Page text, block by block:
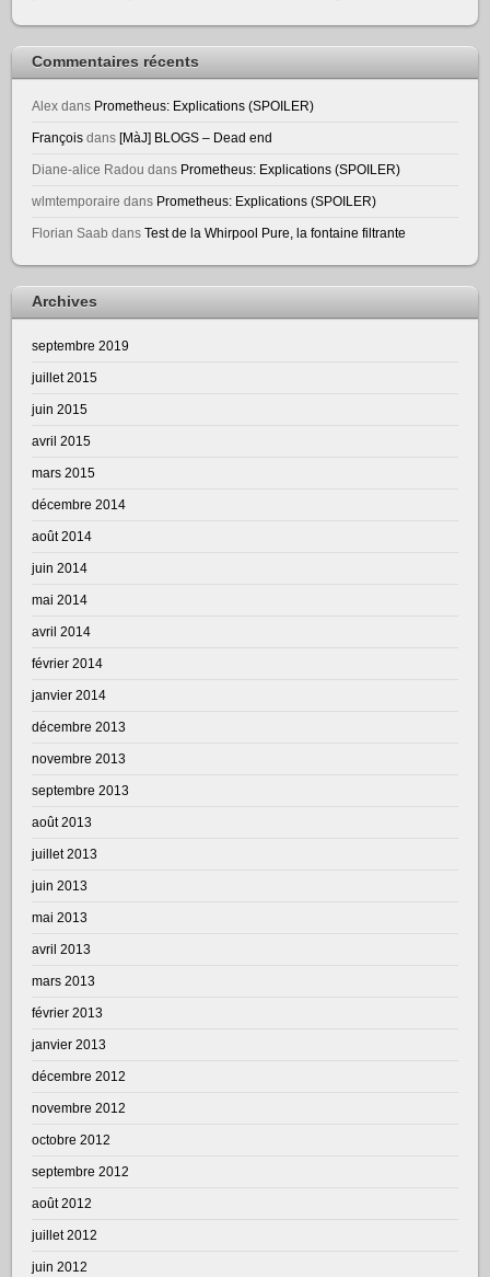
Commentaires récents
Alex dans Prometheus: Explications (SPOILER)
François dans[MàJ] BLOGS – Dead end
Diane-alice Radou dans Prometheus: Explications (SPOILER)
wlmtemporaire dans Prometheus: Explications (SPOILER)
Florian Saab dansTest de la Whirpool Pure, la fontaine filtrante
Archives
septembre 2019
juillet 2015
juin 2015
avril 2015
mars 2015
décembre 2014
août 2014
juin 2014
mai 2014
avril 2014
février 2014
janvier 2014
décembre 2013
novembre 2013
septembre 2013
août 2013
juillet 2013
juin 2013
mai 2013
avril 2013
mars 2013
février 2013
janvier 2013
décembre 2012
novembre 2012
octobre 2012
septembre 2012
août 2012
juillet 2012
juin 2012